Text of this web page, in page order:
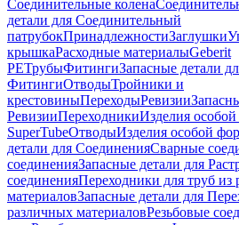
Соединительные колена
детали для Соединительный
патрубокПринадлежностиЗаглушки
крышкаРасходные материалыGeberit
PEТрубыФитингиЗапасные детали
ФитингиОтводыТройники и
крестовиныПереходыРевизии
РевизииПереходникиИзделия
SuperTubeОтводыИзделия особой
детали для СоединенияСварные
соединенияЗапасные детали для
соединенияПереходники для труб из
материаловЗапасные детали для
различных материаловРезьбовые